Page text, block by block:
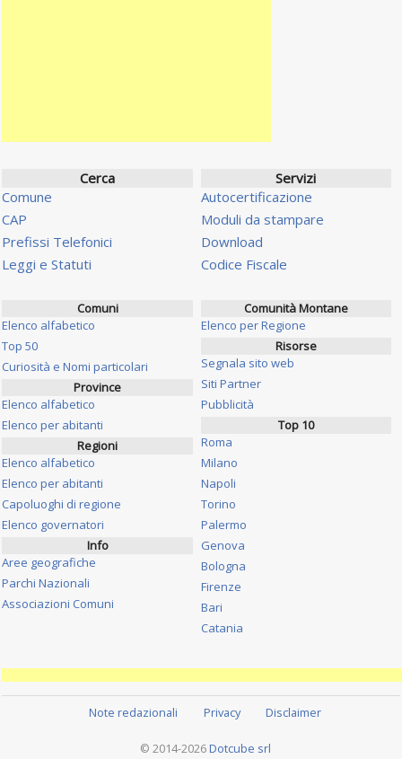
Cerca
Comune
CAP
Prefissi Telefonici
Leggi e Statuti
Servizi
Autocertificazione
Moduli da stampare
Download
Codice Fiscale
Comuni
Elenco alfabetico
Top 50
Curiosità e Nomi particolari
Province
Elenco alfabetico
Elenco per abitanti
Regioni
Elenco alfabetico
Elenco per abitanti
Capoluoghi di regione
Elenco governatori
Info
Aree geografiche
Parchi Nazionali
Associazioni Comuni
Comunità Montane
Elenco per Regione
Risorse
Segnala sito web
Siti Partner
Pubblicità
Top 10
Roma
Milano
Napoli
Torino
Palermo
Genova
Bologna
Firenze
Bari
Catania
Note redazionali Privacy Disclaimer
© 2014-2026 Dotcube srl